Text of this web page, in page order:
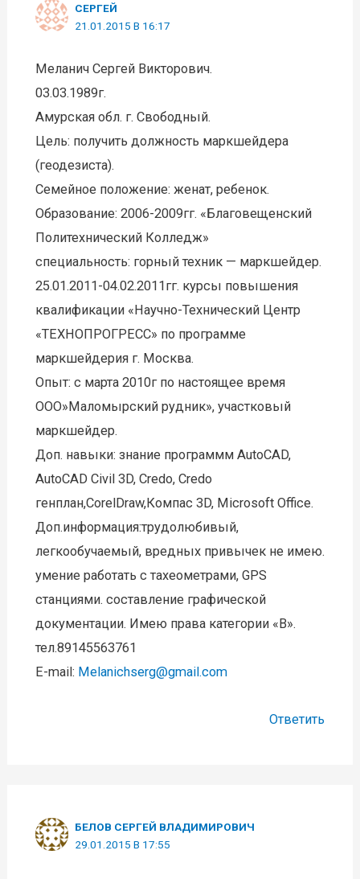
СЕРГЕЙ
21.01.2015 В 16:17
Меланич Сергей Викторович.
03.03.1989г.
Амурская обл. г. Свободный.
Цель: получить должность маркшейдера
(геодезиста).
Семейное положение: женат, ребенок.
Образование: 2006-2009гг. «Благовещенский
Политехнический Колледж»
специальность: горный техник — маркшейдер.
25.01.2011-04.02.2011гг. курсы повышения
квалификации «Научно-Технический Центр
«ТЕХНОПРОГРЕСС» по программе
маркшейдерия г. Москва.
Опыт: с марта 2010г по настоящее время
ООО»Маломырский рудник», участковый
маркшейдер.
Доп. навыки: знание программм AutoCAD,
AutoCAD Civil 3D, Credo, Credo
генплан,CorelDraw,Компас 3D, Microsoft Office.
Доп.информация:трудолюбивый,
легкообучаемый, вредных привычек не имею.
умение работать с тахеометрами, GPS
станциями. составление графической
документации. Имею права категории «В».
тел.89145563761
E-mail: Melanichserg@gmail.com
Ответить
БЕЛОВ СЕРГЕЙ ВЛАДИМИРОВИЧ
29.01.2015 В 17:55